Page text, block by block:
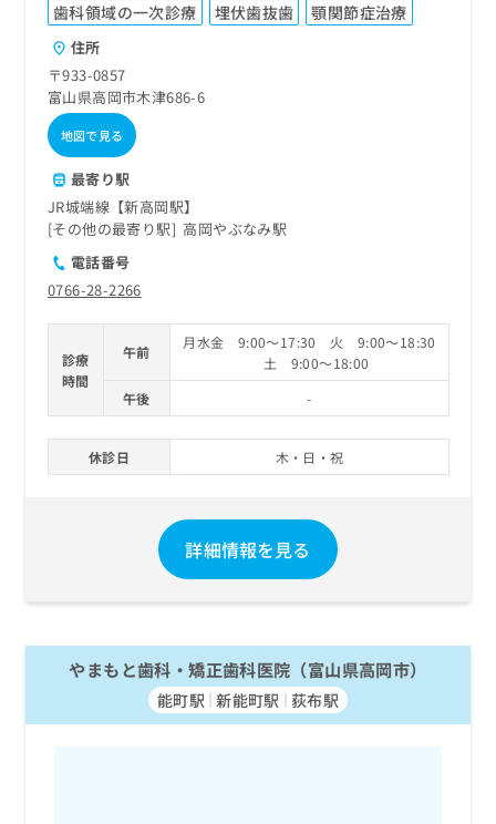
歯科領域の一次診療 埋伏歯抜歯 顎関節症治療
住所
〒933-0857
富山県高岡市木津686-6
地図で見る
最寄り駅
JR城端線【新高岡駅】
その他の最寄り駅
高岡やぶなみ駅
電話番号
0766-28-2266
診療
時間
午前
月水金 9:00～17:30 火 9:00～18:30
土 9:00～18:00
午後
-
休診日 木・日・祝
詳細情報を見る
やまもと歯科・矯正歯科医院（富山県高岡市）
能町駅 新能町駅 荻布駅